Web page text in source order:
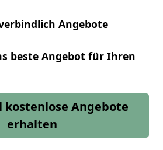
Angebote
beste Angebot für Ihren
kostenlose Angebote
erhalten